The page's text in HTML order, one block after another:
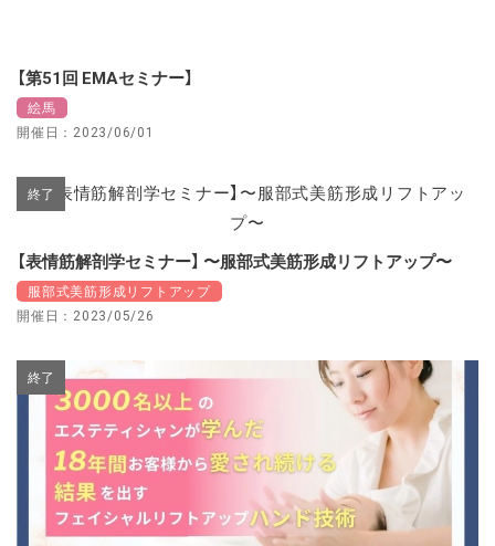
【第51回 EMAセミナー】
絵馬
開催日：2023/06/01
終了
【表情筋解剖学セミナー】 〜服部式美筋形成リフトアップ〜
服部式美筋形成リフトアップ
開催日：2023/05/26
終了